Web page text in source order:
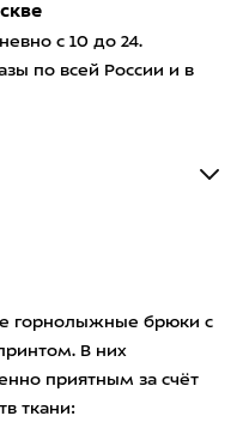
с 10 до 24.
по всей России и в
горнолыжные брюки с
В них
приятным за счёт
ткани: